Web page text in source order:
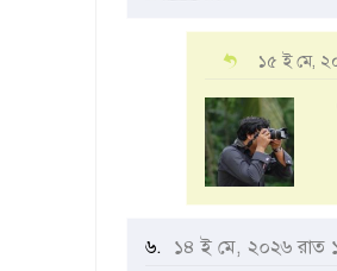
১৫ ই মে,
৬. ১৪ ই মে, ২০২৬ রাত